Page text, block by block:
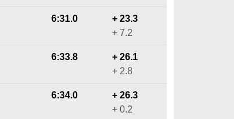
6:31.0
+ 23.3
+ 7.2
6:33.8
+ 26.1
+ 2.8
6:34.0
+ 26.3
+ 0.2